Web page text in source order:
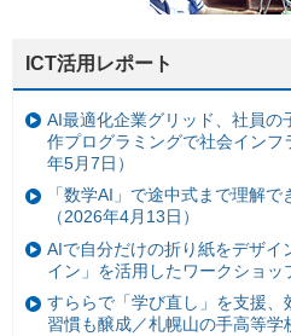
ICT活用レポート
AI最適化企業グリッド、社員の
作プログラミングで社会イン
年5月7日）
「数学AI」で途中式まで理解
（2026年4月13日）
AIで自分だけの折り紙をデザイ
イン」を活用したワークショッ
すららで「学び直し」を支援
習慣も醸成／札幌山の手高等学